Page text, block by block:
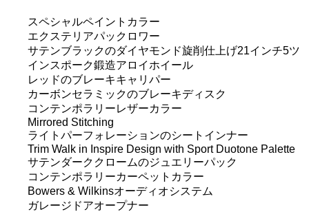
スペシャルペイントカラー
エクステリアパックロワー
サテンブラックのダイヤモンド旋削仕上げ21インチ5ツ
インスポーク鍛造アロイホイール
レッドのブレーキキャリパー
カーボンセラミックのブレーキディスク
コンテンポラリーレザーカラー
Mirrored Stitching
ライトパーフォレーションのシートインナー
Trim Walk in Inspire Design with Sport Duotone Palette
サテンダーククロームのジュエリーパック
コンテンポラリーカーペットカラー
Bowers & Wilkinsオーディオシステム
ガレージドアオープナー